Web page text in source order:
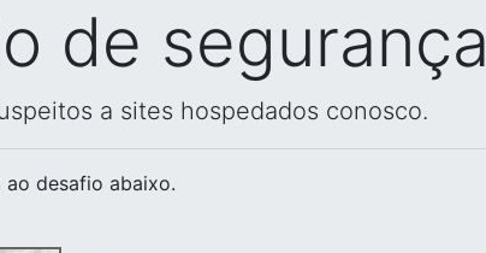
de segurança
a sites hospedados conosco.
ao desafio abaixo.